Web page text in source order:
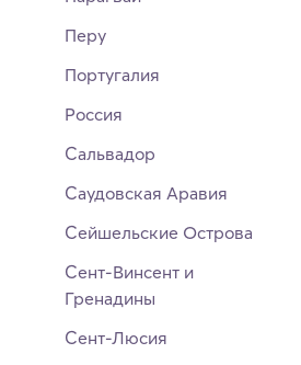
Перу
Португалия
Россия
Сальвадор
Саудовская Аравия
Сейшельские Острова
Сент-Винсент и
Гренадины
Сент-Люсия